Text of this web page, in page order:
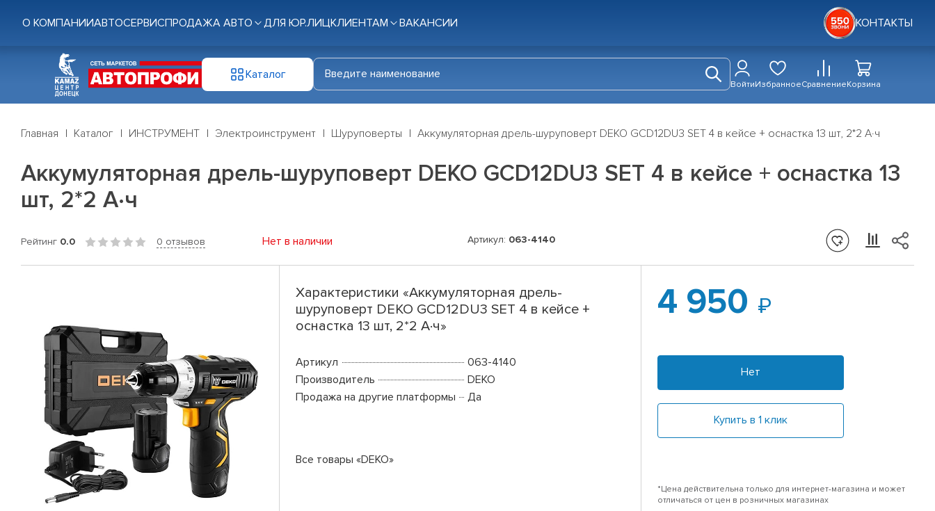
О КОМПАНИИАВТОСЕРВИСПРОДАЖА АВТО ДЛЯ ЮР.ЛИЦКЛИЕНТАМ ВАКАНСИИ КОНТАКТЫ
Каталог
ВойтиИзбранноеСравнениеКорзина
Главная Каталог ИНСТРУМЕНТ Электроинструмент Шуруповерты Аккумуляторная дрель-шуруповерт DEKO GCD12DU3 SET 4 в кейсе + оснастка 13 шт, 2*2 А·ч
Аккумуляторная дрель-шуруповерт DEKO GCD12DU3 SET 4 в кейсе + оснастка 13
шт, 2*2 А·ч
Рейтинг 0.0 0 отзывов Нет в наличии Артикул: 063-4140
Характеристики «Аккумуляторная дрель-
шуруповерт DEKO GCD12DU3 SET 4 в кейсе +
оснастка 13 шт, 2*2 А·ч»
Артикул
063-4140
Производитель
DEKO
Продажа на другие платформы
Да
Все товары «DEKO»
4 950
Нет
Купить в 1 клик
*Цена действительна только для интернет-магазина и может
отличаться от цен в розничных магазинах